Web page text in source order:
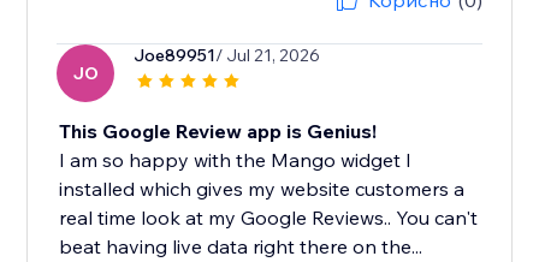
JO
Joe89951/ Jul 21, 2026
This Google Review app is Genius!
I am so happy with the Mango widget I
installed which gives my website customers a
real time look at my Google Reviews.. You can't
beat having live data right there on the...